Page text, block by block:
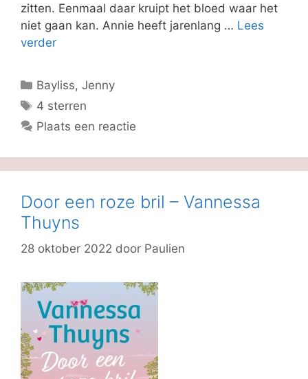
zitten. Eenmaal daar kruipt het bloed waar het
niet gaan kan. Annie heeft jarenlang … Lees
verder
Categorieën
Bayliss, Jenny
Tags
4 sterren
Plaats een reactie
Door een roze bril – Vannessa
Thuyns
28 oktober 2022 door Paulien